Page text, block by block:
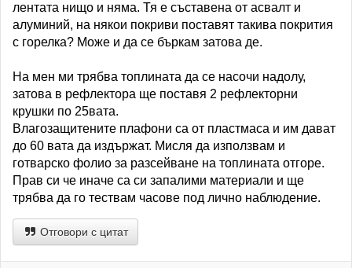
лентата нищо и няма. Тя е съставена от асвалт и
алуминий, на някои покриви поставят такива покрития
с горелка? Може и да се бъркам затова де.
На мен ми трябва топлината да се насочи надолу,
затова в рефлектора ще поставя 2 рефлекторни
крушки по 25вата.
Влагозащитените плафони са от пластмаса и им дават
до 60 вата да издържат. Мисля да използвам и
готварско фолио за разсейване на топлината отгоре.
Прав си че иначе са си запалими материали и ще
трябва да го тествам часове под лично наблюдение.
Отговори с цитат